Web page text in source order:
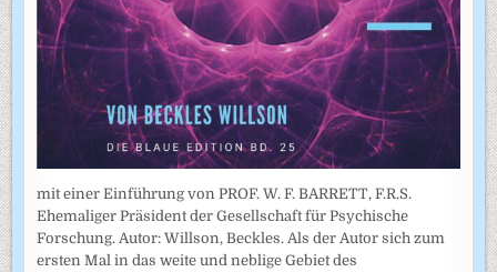
mit einer Einführung von PROF. W. F. BARRETT, F.R.S.
Ehemaliger Präsident der Gesellschaft für Psychische
Forschung. Autor: Willson, Beckles. Als der Autor sich zum
ersten Mal in das weite und neblige Gebiet des